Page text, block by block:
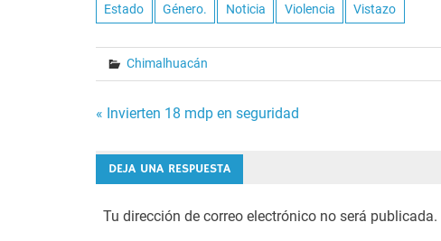
Estado Género. Noticia Violencia Vistazo
Chimalhuacán
Navegación
de
entradas
« Invierten 18 mdp en seguridad
DEJA UNA RESPUESTA
Tu dirección de correo electrónico no será publicada.